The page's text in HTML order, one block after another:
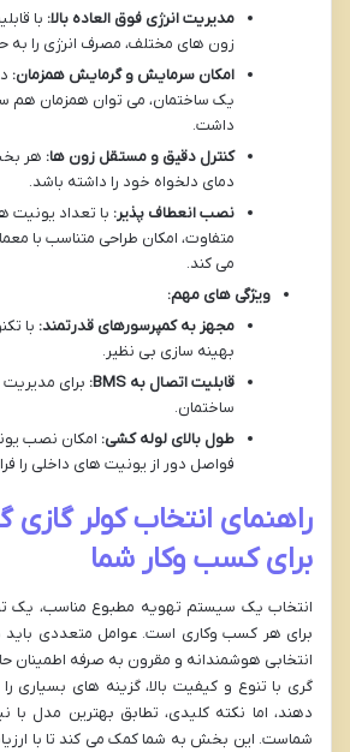
مدیریت انرژی فوق العاده بالا: با
زون های مختلف، مصرف انرژی را به
امکان سرمایش و گرمایش همزمان:
یک ساختمان، می توان همزمان
داشت.
کنترل دقیق و مستقل زون ها: هر
دمای دلخواه خود را داشته باشد.
نصب انعطاف پذیر: با تعداد یونیت
متفاوت، امکان طراحی متناسب با
می کند.
ویژگی های مهم:
مجهز به کمپرسورهای قدرتمند: با
بهینه سازی بی نظیر.
قابلیت اتصال به BMS:
برای
ساختمان.
طول بالای لوله کشی: امکان نصب
فواصل دور از یونیت های داخلی را
راهنمای انتخاب کولر
برای کسب وکار شما
انتخاب یک سیستم تهویه مطبوع مناسب، یک
برای هر کسب وکاری است. عوامل متعددی باید
انتخابی هوشمندانه و مقرون به صرفه اطمینان
گری با تنوع و کیفیت بالا، گزینه های بسیاری
دهند، اما نکته کلیدی، تطابق بهترین مدل
شماست. این بخش به شما کمک می کند تا با